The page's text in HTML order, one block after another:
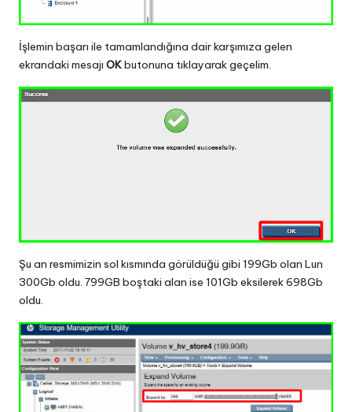
İşlemin başarı ile tamamlandığına dair karşımıza gelen
ekrandaki mesajı OKbutonuna tıklayarak geçelim.
Şu an resmimizin sol kısmında görüldüğü gibi 199Gb olan Lun
300Gb oldu. 799GB boştaki alan ise 101Gb eksilerek 698Gb
oldu.